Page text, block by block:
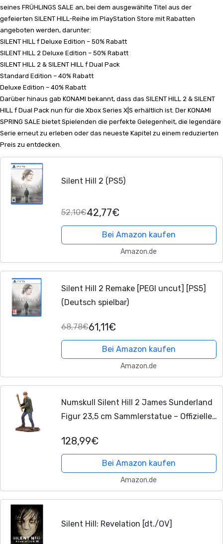
seines FRÜHLINGS SALE an, bei dem ausgewählte Titel aus der
gefeierten SILENT HILL-Reihe im PlayStation Store mit Rabatten
angeboten werden, darunter:
SILENT HILL f Deluxe Edition – 50% Rabatt
SILENT HILL 2 Deluxe Edition – 50% Rabatt
SILENT HILL 2 & SILENT HILL f Dual Pack
Standard Edition – 40% Rabatt
Deluxe Edition – 40% Rabatt
Darüber hinaus gab KONAMI bekannt, dass das SILENT HILL 2 & SILENT
HILL f Dual Pack nun für die Xbox Series X|S erhältlich ist. Der KONAMI
SPRING SALE bietet Spielenden die perfekte Gelegenheit, die legendäre
Serie erneut zu erleben oder das neueste Kapitel zu einem reduzierten
Preis zu entdecken.
Silent Hill 2 (PS5)
52,10€42,77€
Bei Amazon kaufen
Amazon.de
Silent Hill 2 Remake [PEGI uncut] [PS5]
(Deutsch spielbar)
68,78€61,11€
Bei Amazon kaufen
Amazon.de
Numskull Silent Hill 2 James Sunderland
Figur 23,5 cm Sammlerstatue – Offizielles
Limitierte Gaming-Figur
128,99€
Bei Amazon kaufen
Amazon.de
Silent Hill: Revelation [dt./OV]